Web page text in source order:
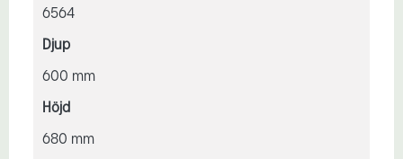
6564
Djup
600 mm
Höjd
680 mm